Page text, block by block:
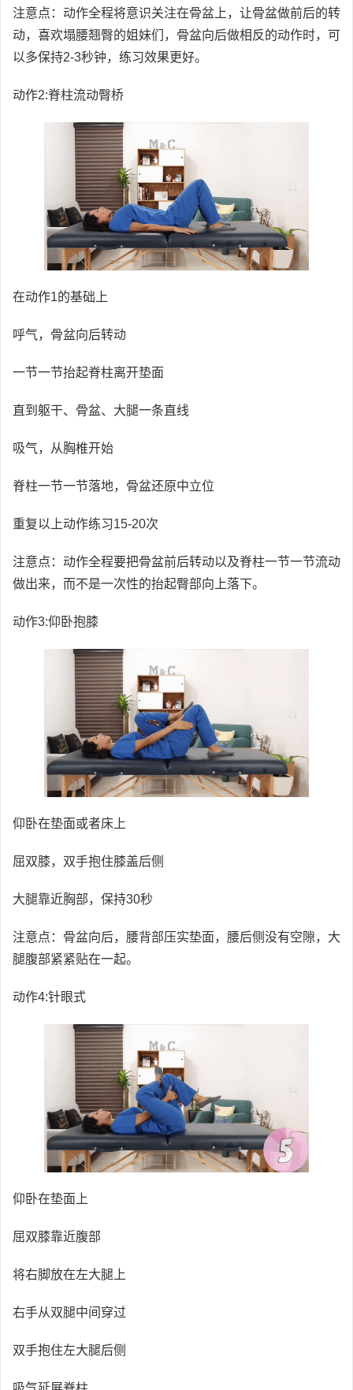
注意点：动作全程将意识关注在骨盆上，让骨盆做前后的转
动，喜欢塌腰翘臀的姐妹们，骨盆向后做相反的动作时，可
以多保持2-3秒钟，练习效果更好。
动作2:脊柱流动臀桥
在动作1的基础上
呼气，骨盆向后转动
一节一节抬起脊柱离开垫面
直到躯干、骨盆、大腿一条直线
吸气，从胸椎开始
脊柱一节一节落地，骨盆还原中立位
重复以上动作练习15-20次
注意点：动作全程要把骨盆前后转动以及脊柱一节一节流动
做出来，而不是一次性的抬起臀部向上落下。
动作3:仰卧抱膝
仰卧在垫面或者床上
屈双膝，双手抱住膝盖后侧
大腿靠近胸部，保持30秒
注意点：骨盆向后，腰背部压实垫面，腰后侧没有空隙，大
腿腹部紧紧贴在一起。
动作4:针眼式
仰卧在垫面上
屈双膝靠近腹部
将右脚放在左大腿上
右手从双腿中间穿过
双手抱住左大腿后侧